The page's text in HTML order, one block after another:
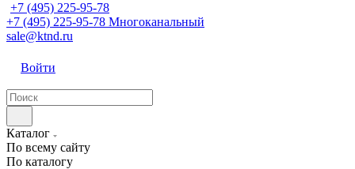
+7 (495) 225-95-78
+7 (495) 225-95-78 Многоканальный
sale@ktnd.ru
Войти
Каталог
По всему сайту
По каталогу